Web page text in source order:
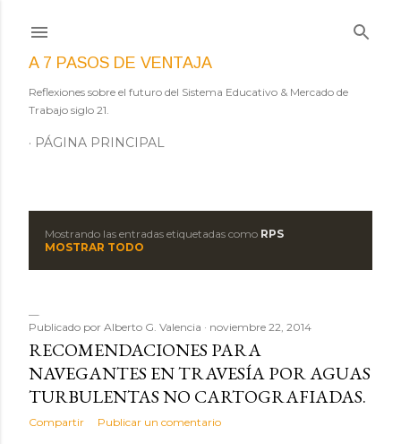
A 7 PASOS DE VENTAJA
Reflexiones sobre el futuro del Sistema Educativo & Mercado de
Trabajo siglo 21.
PÁGINA PRINCIPAL
t
r
a
d
Mostrando las entradas etiquetadas como RPS
MOSTRAR TODO
Publicado por Alberto G. Valencia noviembre 22, 2014
RECOMENDACIONES PARA
NAVEGANTES EN TRAVESÍA POR AGUAS
TURBULENTAS NO CARTOGRAFIADAS.
Compartir Publicar un comentario